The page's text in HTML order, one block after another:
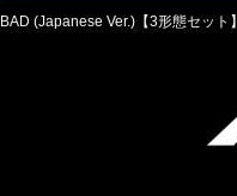
BAD (Japanese Ver.)【3形態セット】